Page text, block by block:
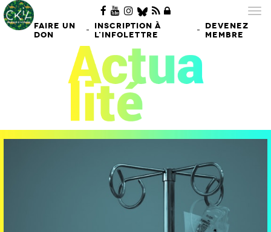
FAIRE UN
DON
- INSCRIPTION À
L'INFOLETTRE
- DEVENEZ
MEMBRE